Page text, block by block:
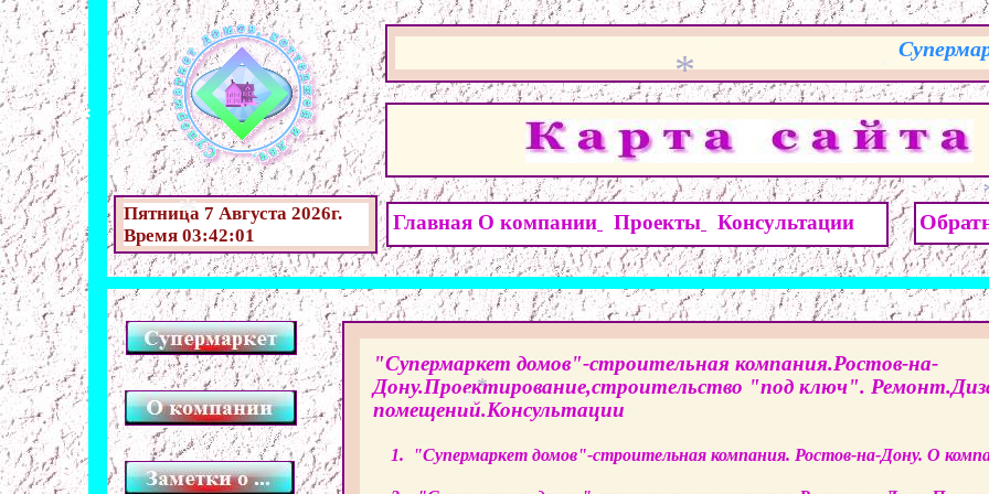
Пятница 7 Августа 2026г.
Время 03:42:01
Главная О компании Проекты Консультации
"Cупермаркет домов"-строительная компания.Ростов-на-
Дону.Проектирование,строительство "под ключ".
помещений.Консультации
1. "Cупермаркет домов"-строительная компания. Ростов-на-Дону. О
*
*
*
*
*
*
*
*
*